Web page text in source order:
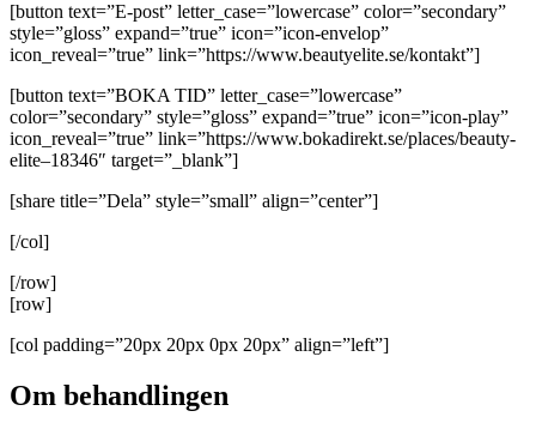
[button text=”E-post” letter_case=”lowercase” color=”secondary”
style=”gloss” expand=”true” icon=”icon-envelop”
icon_reveal=”true” link=”https://www.beautyelite.se/kontakt”]
[button text=”BOKA TID” letter_case=”lowercase”
color=”secondary” style=”gloss” expand=”true” icon=”icon-play”
icon_reveal=”true” link=”https://www.bokadirekt.se/places/beauty-
elite–18346″ target=”_blank”]
[share title=”Dela” style=”small” align=”center”]
[/col]
[/row]
[row]
[col padding=”20px 20px 0px 20px” align=”left”]
Om behandlingen